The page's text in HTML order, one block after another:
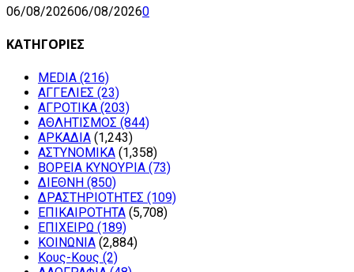
06/08/202606/08/20260
ΚΑΤΗΓΟΡΙΕΣ
MEDIA (216)
ΑΓΓΕΛΙΕΣ (23)
ΑΓΡΟΤΙΚΑ (203)
ΑΘΛΗΤΙΣΜΟΣ (844)
ΑΡΚΑΔΙΑ (1,243)
ΑΣΤΥΝΟΜΙΚΑ (1,358)
ΒΟΡΕΙΑ ΚΥΝΟΥΡΙΑ (73)
ΔΙΕΘΝΗ (850)
ΔΡΑΣΤΗΡΙΟΤΗΤΕΣ (109)
ΕΠΙΚΑΙΡΟΤΗΤΑ (5,708)
ΕΠΙΧΕΙΡΩ (189)
ΚΟΙΝΩΝΙΑ (2,884)
Κους-Κους (2)